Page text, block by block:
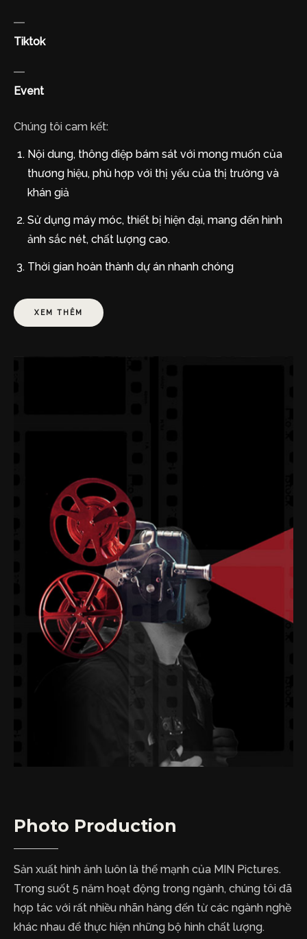
Tiktok
Event
Chúng tôi cam kết:
Nội dung, thông điệp bám sát với mong muốn của
thương hiệu, phù hợp với thị yếu của thị trường và
khán giả
Sử dụng máy móc, thiết bị hiện đại, mang đến hình
ảnh sắc nét, chất lượng cao.
Thời gian hoàn thành dự án nhanh chóng
XEM THÊM
Photo Production
Sản xuất hình ảnh luôn là thế mạnh của MIN Pictures.
Trong suốt 5 năm hoạt động trong ngành, chúng tôi đã
hợp tác với rất nhiều nhãn hàng đến từ các ngành nghề
khác nhau để thực hiện những bộ hình chất lượng.